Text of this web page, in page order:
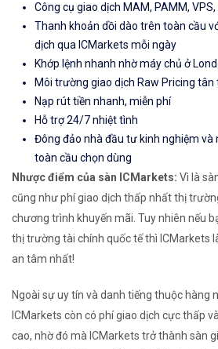
Công cụ giao dịch MAM, PAMM, VPS,
Thanh khoản dồi dào trên toàn cầu
dịch qua ICMarkets mỗi ngày
Khớp lệnh nhanh nhờ máy chủ ở
Môi trường giao dịch Raw Pricing tân
Nạp rút tiền nhanh, miễn phí
Hỗ trợ 24/7 nhiệt tình
Đông đảo nhà đầu tư kinh nghiệm
toàn cầu chọn dùng
Nhược điểm của sàn ICMarkets: Vì là
cũng như phí giao dịch thấp nhất thị
chương trình khuyến mãi. Tuy nhiên nếu
thị trường tài chính quốc tế thì ICMarkets
an tâm nhất!
Ngoài sự uy tín và danh tiếng thuộc hàng
ICMarkets còn có phí giao dịch cực thấp
cao, nhờ đó mà ICMarkets trở thành sàn